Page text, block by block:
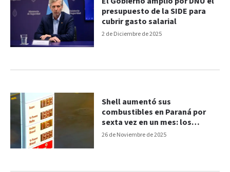
2 de Diciembre de 2025
presupuesto de la SIDE para
cubrir gasto salarial
26 de Noviembre de 2025
Shell aumentó sus
combustibles en Paraná por
sexta vez en un mes: los
nuevos valores